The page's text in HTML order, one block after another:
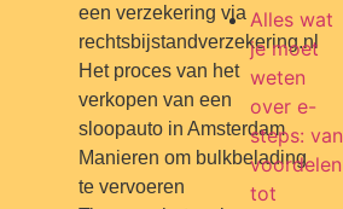
een verzekering via
rechtsbijstandverzekering.nl
Het proces van het
verkopen van een
sloopauto in Amsterdam
Manieren om bulkbelading
te vervoeren
Alles wat
je moet
weten
over e-
steps: van
voordelen
tot